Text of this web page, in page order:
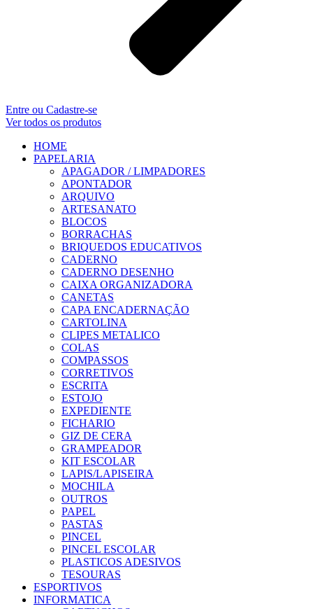
Entre ou Cadastre-se
Ver todos os produtos
HOME
PAPELARIA
APAGADOR / LIMPADORES
APONTADOR
ARQUIVO
ARTESANATO
BLOCOS
BORRACHAS
BRIQUEDOS EDUCATIVOS
CADERNO
CADERNO DESENHO
CAIXA ORGANIZADORA
CANETAS
CAPA ENCADERNAÇÃO
CARTOLINA
CLIPES METALICO
COLAS
COMPASSOS
CORRETIVOS
ESCRITA
ESTOJO
EXPEDIENTE
FICHARIO
GIZ DE CERA
GRAMPEADOR
KIT ESCOLAR
LAPIS/LAPISEIRA
MOCHILA
OUTROS
PAPEL
PASTAS
PINCEL
PINCEL ESCOLAR
PLASTICOS ADESIVOS
TESOURAS
ESPORTIVOS
INFORMATICA